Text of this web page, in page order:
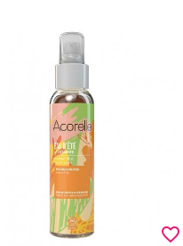
favorite_border